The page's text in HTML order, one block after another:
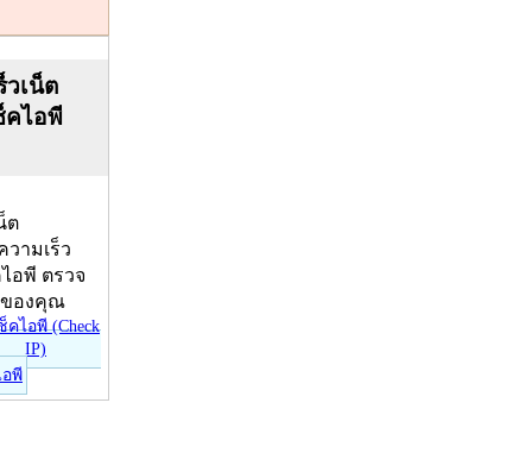
วเน็ต
คไอพี
ต
วามเร็ว
อพี ตรวจ
ของคุณ
อพี